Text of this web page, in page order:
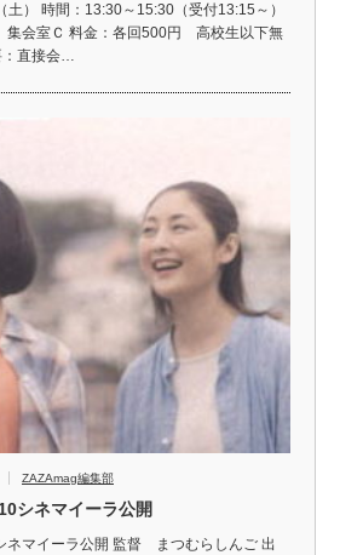
土） 時間：13:30～15:30（受付13:15～）
会室Ｃ 料金：各回500円 高校生以下無
：直接会…
ZAZAmag編集部
シネマイーラ公開
マイーラ公開 監督 まつむらしんご 出